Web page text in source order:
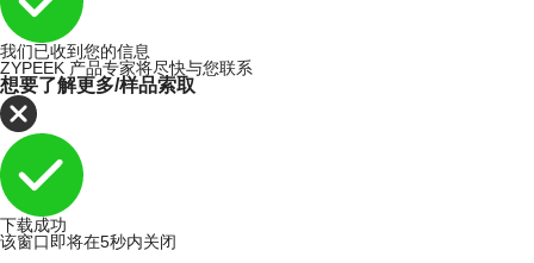
我们已收到您的信息
ZYPEEK 产品专家将尽快与您联系
想要了解更多/样品索取
下载成功
该窗口即将在5秒内关闭